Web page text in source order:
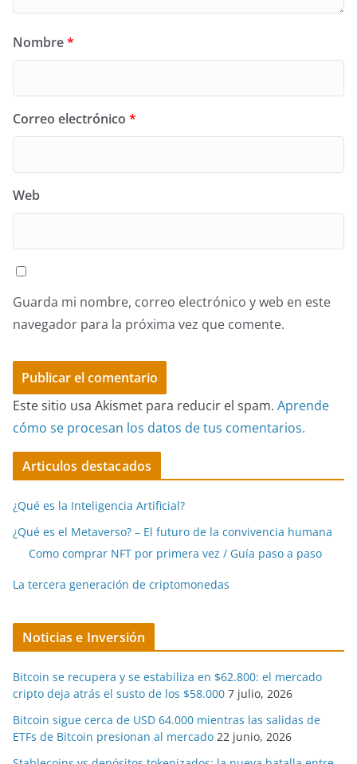
Nombre*
Correo electrónico *
Web
Guarda mi nombre, correo electrónico y web en este
navegador para la próxima vez que comente.
Este sitio usa Akismet para reducir el spam. Aprende
cómo se procesan los datos de tus comentarios.
Articulos destacados
¿Qué es la Inteligencia Artificial?
¿Qué es el Metaverso? – El futuro de la convivencia humana
Como comprar NFT por primera vez / Guía paso a paso
La tercera generación de criptomonedas
Noticias e Inversión
Bitcoin se recupera y se estabiliza en $62.800: el mercado
cripto deja atrás el susto de los $58.000 7 julio, 2026
Bitcoin sigue cerca de USD 64.000 mientras las salidas de
ETFs de Bitcoin presionan al mercado 22 junio, 2026